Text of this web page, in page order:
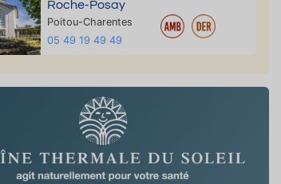
Roche-Posay
Poitou-Charentes
05 49 19 49 49